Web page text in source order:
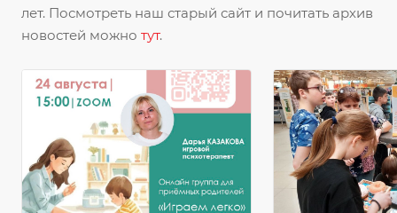
лет. Посмотреть наш старый сайт и почитать архив
новостей можно тут.